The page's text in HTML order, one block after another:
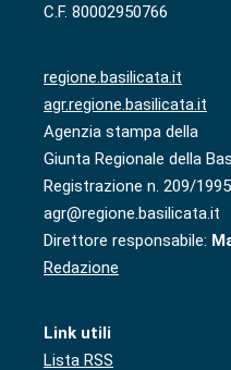
C.F. 80002950766
regione.basilicata.it
agr.regione.basilicata.it
Agenzia stampa della
Giunta Regionale della
Registrazione n. 209/
agr@regione.basilicata.it
Direttore responsabile:
Redazione
Link utili
Lista RSS